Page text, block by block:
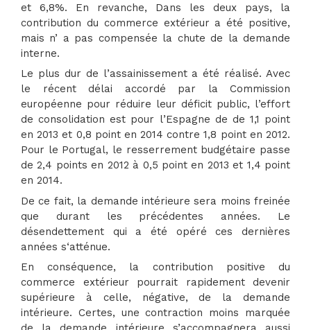
et 6,8%. En revanche, Dans les deux pays, la
contribution du commerce extérieur a été positive,
mais n’ a pas compensée la chute de la demande
interne.
Le plus dur de l’assainissement a été réalisé. Avec
le récent délai accordé par la Commission
européenne pour réduire leur déficit public, l’effort
de consolidation est pour l’Espagne de de 1,1 point
en 2013 et 0,8 point en 2014 contre 1,8 point en 2012.
Pour le Portugal, le resserrement budgétaire passe
de 2,4 points en 2012 à 0,5 point en 2013 et 1,4 point
en 2014.
De ce fait, la demande intérieure sera moins freinée
que durant les précédentes années. Le
désendettement qui a été opéré ces dernières
années s‘atténue.
En conséquence, la contribution positive du
commerce extérieur pourrait rapidement devenir
supérieure à celle, négative, de la demande
intérieure. Certes, une contraction moins marquée